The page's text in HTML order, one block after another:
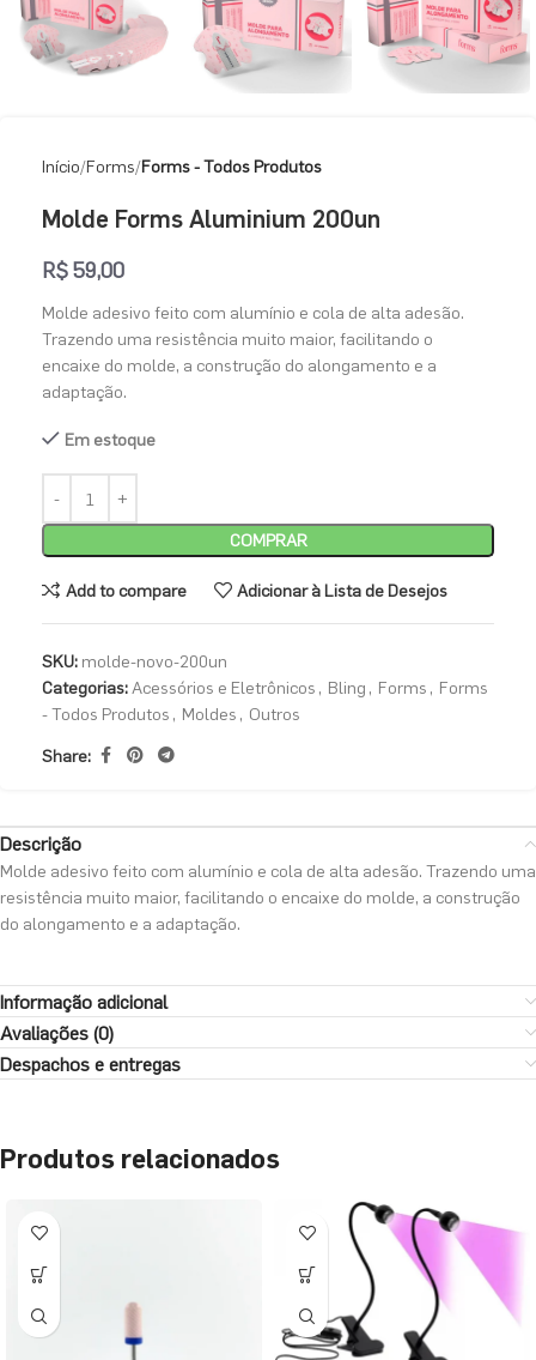
Início Forms Forms - Todos Produtos
Molde Forms Aluminium 200un
R$59,00
Molde adesivo feito com alumínio e cola de alta adesão.
Trazendo uma resistência muito maior, facilitando o
encaixe do molde, a construção do alongamento e a
adaptação.
Em estoque
COMPRAR
Add to compare Adicionar à Lista de Desejos
SKU: molde-novo-200un
Categorias:Acessórios e Eletrônicos , Bling , Forms , Forms
- Todos Produtos , Moldes , Outros
Share:
Descrição
Molde adesivo feito com alumínio e cola de alta adesão. Trazendo uma
resistência muito maior, facilitando o encaixe do molde, a construção
do alongamento e a adaptação.
Informação adicional
Avaliações (0)
Despachos e entregas
Produtos relacionados